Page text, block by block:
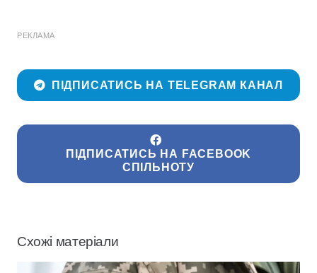
РЕКЛАМА
ПІДПИСАТИСЬ НА TELEGRAM КАНАЛ
ПІДПИСАТИСЬ НА FACEBOOK
СПІЛЬНОТУ
Схожі матеріали